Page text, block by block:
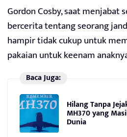
Gordon Cosby, saat menjabat
bercerita tentang seorang
hampir tidak cukup untuk
pakaian untuk keenam
Baca Juga:
Hilang Tanpa
MH370 yang
Dunia